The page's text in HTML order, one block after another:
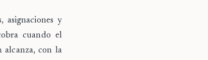
asignaciones y
cuando el
alcanza, con la